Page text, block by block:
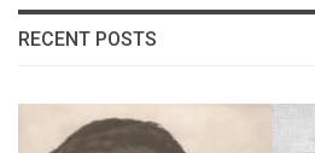
RECENT POSTS